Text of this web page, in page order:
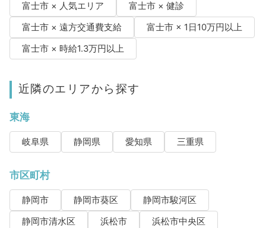
富士市 × 人気エリア
富士市 × 健診
富士市 × 遠方交通費支給
富士市 × 1日10万円以上
富士市 × 時給1.3万円以上
近隣のエリアから探す
東海
岐阜県 静岡県 愛知県 三重県
市区町村
静岡市 静岡市葵区
静岡市駿河区
静岡市清水区
浜松市
浜松市中央区